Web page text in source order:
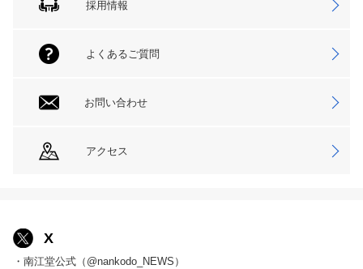
採用情報
よくあるご質問
お問い合わせ
アクセス
X
・南江堂公式（@nankodo_NEWS）